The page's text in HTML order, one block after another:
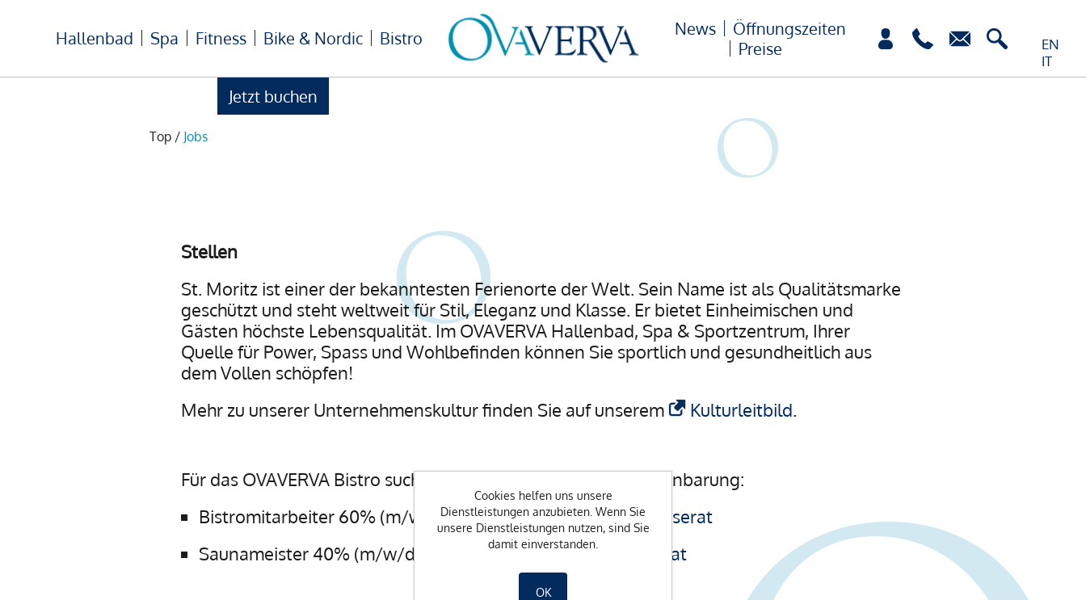
Jetzt buchen
EN
IT
Hallenbad Spa Fitness Bike & Nordic Bistro News
Öffnungszeiten
Preise
Top / Jobs
Stellen
St. Moritz ist einer der bekanntesten Ferienorte der Welt. Sein Name ist als Qualitätsmarke
geschützt und steht weltweit für Stil, Eleganz und Klasse. Er bietet Einheimischen und
Gästen höchste Lebensqualität. Im OVAVERVA Hallenbad, Spa & Sportzentrum, Ihrer
Quelle für Power, Spass und Wohlbefinden können Sie sportlich und gesundheitlich aus
dem Vollen schöpfen!
Mehr zu unserer Unternehmenskultur finden Sie auf unserem
Kulturleitbild.
Für das OVAVERVA Bistro suchen wir ab sofort oder nach Vereinbarung:
Bistromitarbeiter 60% (m/w/d) unbefristet
zum Stelleninserat
Saunameister 40% (m/w/d) unbefristet
zum Stelleninserat
Cookies helfen uns unsere
Dienstleistungen anzubieten. Wenn Sie
unsere Dienstleistungen nutzen, sind Sie
damit einverstanden.
OK